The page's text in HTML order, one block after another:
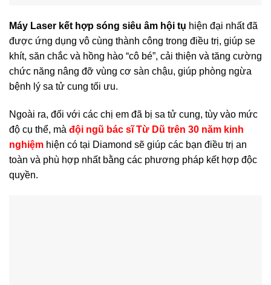
Máy Laser kết hợp sóng siêu âm hội tụ hiện đại nhất đã
được ứng dụng vô cùng thành công trong điều trị, giúp se
khít, săn chắc và hồng hào “cô bé”, cải thiện và tăng cường
chức năng nâng đỡ vùng cơ sàn chậu, giúp phòng ngừa
bệnh lý sa tử cung tối ưu.
Ngoài ra, đối với các chị em đã bị sa tử cung, tùy vào mức
độ cụ thể, mà đội ngũ bác sĩ Từ Dũ trên 30 năm kinh
nghiệm hiện có tại Diamond sẽ giúp các bạn điều trị an
toàn và phù hợp nhất bằng các phương pháp kết hợp độc
quyền.